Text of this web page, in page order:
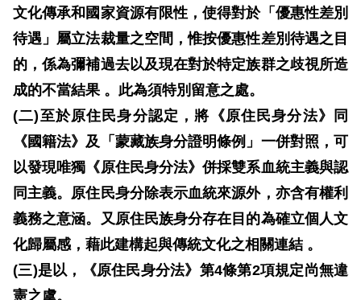
業
務
核
心
人
權
公
約
陳
情
申
訴
文化傳承和國家資源有限性，使得對於「優惠性差別
待遇」屬立法裁量之空間，惟按優惠性差別待遇之目
的，係為彌補過去以及現在對於特定族群之歧視所造
成的不當結果 。此為須特別留意之處。
(二)至於原住民身分認定，將《原住民身分法》同
《國籍法》及「蒙藏族身分證明條例」一併對照，可
以發現唯獨《原住民身分法》併採雙系血統主義與認
同主義。原住民身分除表示血統來源外，亦含有權利
義務之意涵。又原住民族身分存在目的為確立個人文
化歸屬感，藉此建構起與傳統文化之相關連結 。
(三)是以，《原住民身分法》第4條第2項規定尚無違
憲之虞。